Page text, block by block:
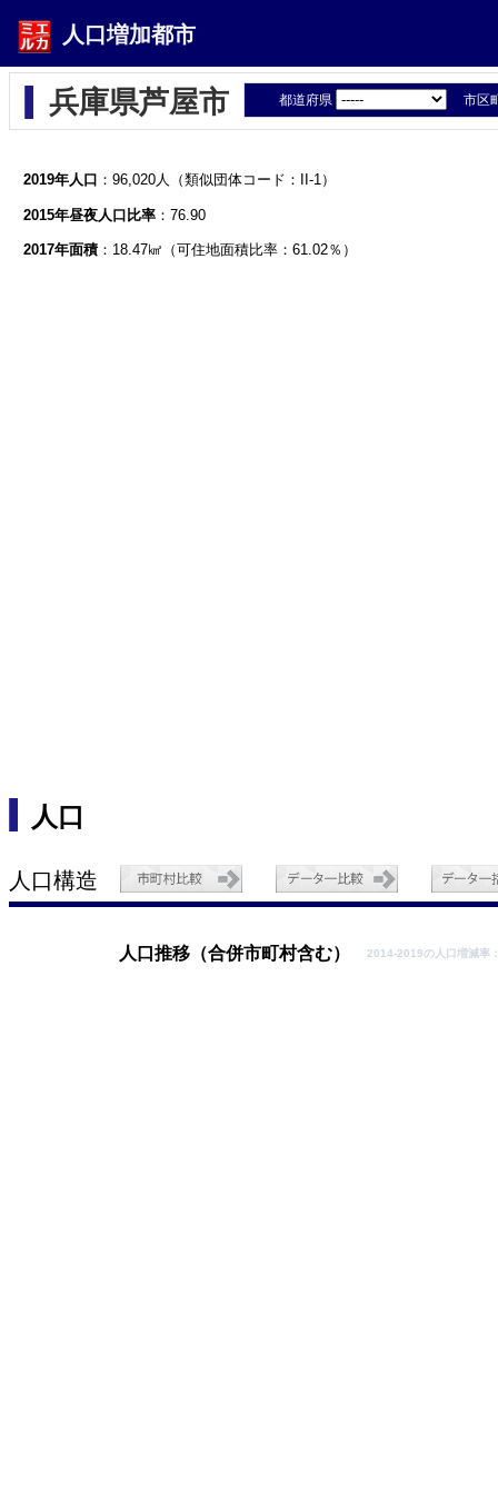
人口増加都市
兵庫県芦屋市 都道府県 市区
2019年人口 ：96,020人（類似団体コード：II-1）
2015年昼夜人口比率 ：76.90
2017年面積：18.47㎢（可住地面積比率：61.02％）
人口
人口構造
人口推移（合併市町村含む） 2014-2019の人口増減率